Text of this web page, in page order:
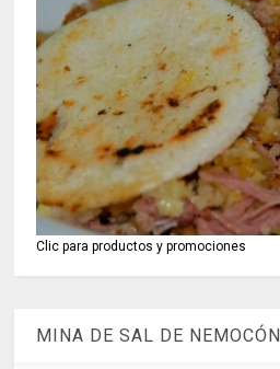
Clic para productos y promociones
MINA DE SAL DE NEMOCÓN